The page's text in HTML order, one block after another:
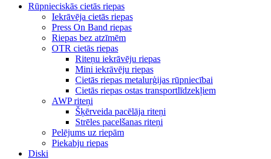
Rūpnieciskās cietās riepas
Iekrāvēja cietās riepas
Press On Band riepas
Riepas bez atzīmēm
OTR cietās riepas
Riteņu iekrāvēju riepas
Mini iekrāvēju riepas
Cietās riepas metalurģijas rūpniecībai
Cietās riepas ostas transportlīdzekļiem
AWP riteņi
Šķērveida pacēlāja riteņi
Strēles pacelšanas riteņi
Pelējums uz riepām
Piekabju riepas
Diski